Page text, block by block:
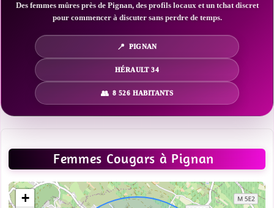
Des femmes mûres près de Pignan, des profils locaux et un tchat discret
pour commencer à discuter sans perdre de temps.
PIGNAN
HÉRAULT 34
8 526 HABITANTS
Femmes Cougars à Pignan
+